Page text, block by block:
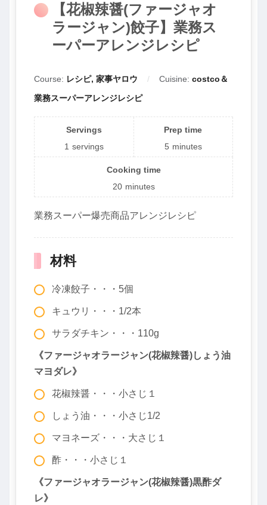
【花椒辣醤(ファージャオ
ラージャン)餃子】業務ス
ーパーアレンジレシピ
Course: レシピ, 家事ヤロウ Cuisine: costco＆
業務スーパーアレンジレシピ
Servings
1 servings
Prep time
5 minutes
Cooking time
20 minutes
業務スーパー爆売商品アレンジレシピ
材料
冷凍餃子・・・5個
キュウリ・・・1/2本
サラダチキン・・・110g
《ファージャオラージャン(花椒辣醤)しょう油
マヨダレ》
花椒辣醤・・・小さじ１
しょう油・・・小さじ1/2
マヨネーズ・・・大さじ１
酢・・・小さじ１
《ファージャオラージャン(花椒辣醤)黒酢ダ
レ》